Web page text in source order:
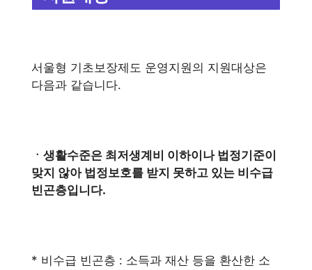
서울형 기초보장제도 운영지원의 지원대상은
다음과 같습니다.
ㆍ생활수준은 최저생계비 이하이나 법정기준이
맞지 않아 법정보호를 받지 못하고 있는 비수급
빈곤층입니다.
* 비수급 빈곤층 : 소득과 재산 등을 환산한 소